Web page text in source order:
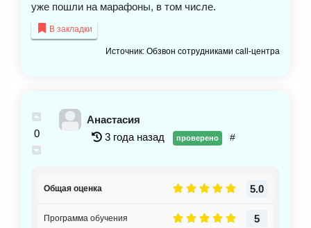
уже пошли на марафоны, в том числе.
В закладки
Источник: Обзвон сотрудниками call-центра
0
Анастасия
3 года назад
проверено #
5.0
Общая оценка
5
Программа обучения